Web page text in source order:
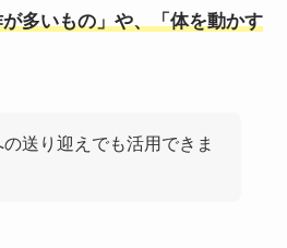
多いもの」や、「体を動かす
送り迎えでも活用できま